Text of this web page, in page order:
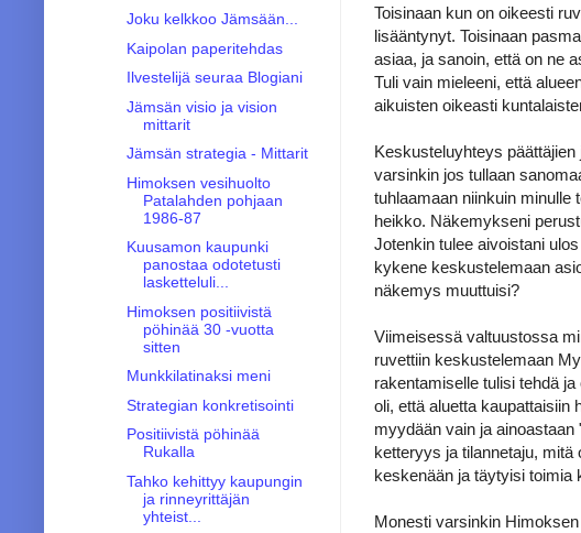
Toisinaan kun on oikeesti
lisääntynyt. Toisinaan
asiaa, ja sanoin, että on ne
Tuli vain mieleeni, että
aikuisten oikeasti
Keskusteluyhteys
varsinkin jos tullaan
tuhlaamaan niinkuin
heikko. Näkemykseni
Jotenkin tulee aivoistani
kykene keskustelemaan
näkemys muuttuisi?
Viimeisessä valtuustossa
ruvettiin keskustelemaan
rakentamiselle tulisi tehdä
oli, että aluetta kaupattaisiin
myydään vain ja
ketteryys ja tilannetaju,
keskenään ja täytyisi toimia
Monesti varsinkin
Joku kelkkoo Jämsään...
Kaipolan paperitehdas
Ilvestelijä seuraa Blogiani
Jämsän visio ja vision
mittarit
Jämsän strategia - Mittarit
Himoksen vesihuolto
Patalahden pohjaan
1986-87
Kuusamon kaupunki
panostaa odotetusti
lasketteluli...
Himoksen positiivistä
pöhinää 30 -vuotta
sitten
Munkkilatinaksi meni
Strategian konkretisointi
Positiivistä pöhinää
Rukalla
Tahko kehittyy kaupungin
ja rinneyrittäjän
yhteist...